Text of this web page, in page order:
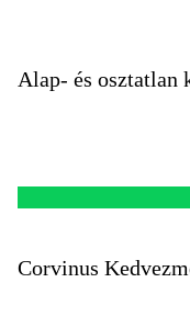
Alap- és osztatlan
Corvinus